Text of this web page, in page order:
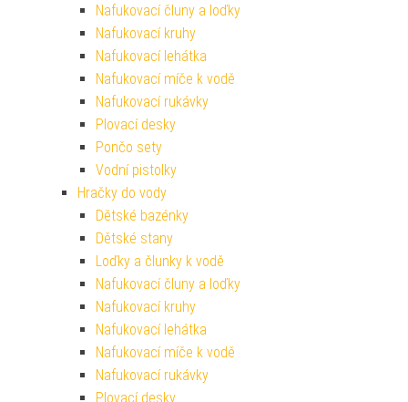
Nafukovací čluny a loďky
Nafukovací kruhy
Nafukovací lehátka
Nafukovací míče k vodě
Nafukovací rukávky
Plovací desky
Pončo sety
Vodní pistolky
Hračky do vody
Dětské bazénky
Dětské stany
Loďky a člunky k vodě
Nafukovací čluny a loďky
Nafukovací kruhy
Nafukovací lehátka
Nafukovací míče k vodě
Nafukovací rukávky
Plovací desky